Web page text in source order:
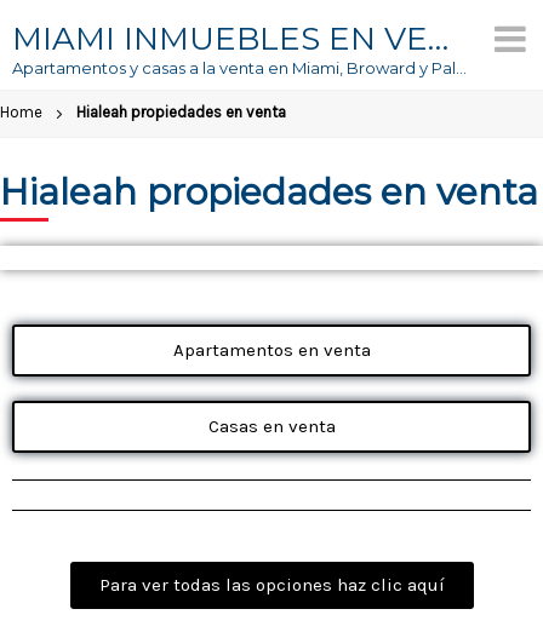
MIAMI INMUEBLES EN VENTA
Home Hialeah propiedades en venta
Hialeah propiedades en venta
Apartamentos en venta
Casas en venta
Para ver todas las opciones haz clic aquí